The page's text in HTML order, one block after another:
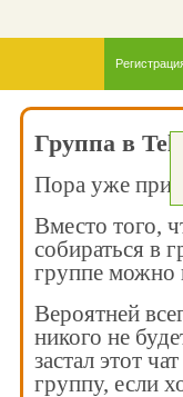
Группа в
Пора уже
Вместо того,
собираться в
группе можно
Вероятней
никого не
застал этот
группу, если